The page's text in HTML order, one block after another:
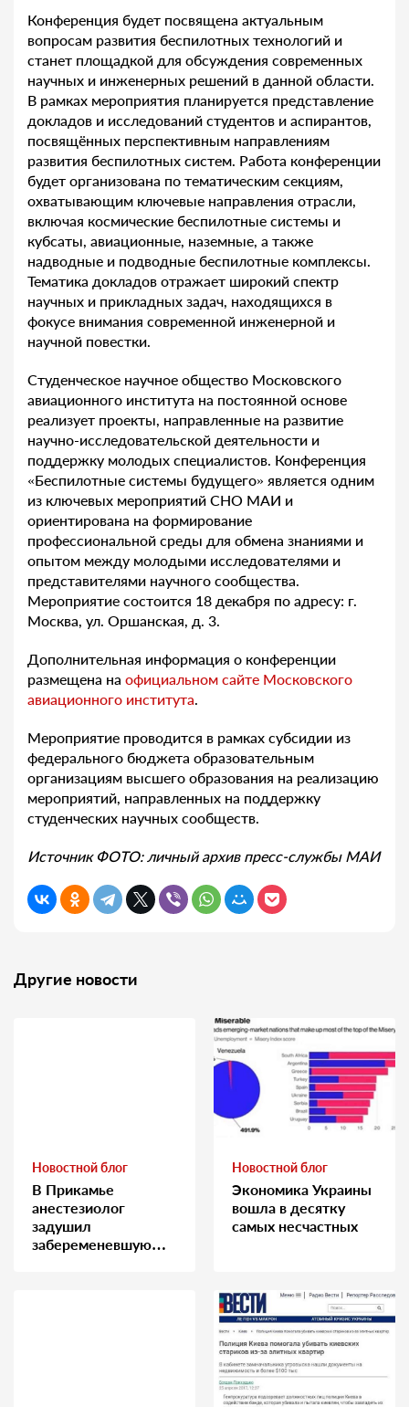
Конференция будет посвящена актуальным
вопросам развития беспилотных технологий и
станет площадкой для обсуждения современных
научных и инженерных решений в данной области.
В рамках мероприятия планируется представление
докладов и исследований студентов и аспирантов,
посвящённых перспективным направлениям
развития беспилотных систем. Работа конференции
будет организована по тематическим секциям,
охватывающим ключевые направления отрасли,
включая космические беспилотные системы и
кубсаты, авиационные, наземные, а также
надводные и подводные беспилотные комплексы.
Тематика докладов отражает широкий спектр
научных и прикладных задач, находящихся в
фокусе внимания современной инженерной и
научной повестки.
Студенческое научное общество Московского
авиационного института на постоянной основе
реализует проекты, направленные на развитие
научно-исследовательской деятельности и
поддержку молодых специалистов. Конференция
«Беспилотные системы будущего» является одним
из ключевых мероприятий СНО МАИ и
ориентирована на формирование
профессиональной среды для обмена знаниями и
опытом между молодыми исследователями и
представителями научного сообщества.
Мероприятие состоится 18 декабря по адресу: г.
Москва, ул. Оршанская, д. 3.
Дополнительная информация о конференции
размещена на официальном сайте Московского
авиационного института
Мероприятие проводится в рамках субсидии из
федерального бюджета образовательным
организациям высшего образования на реализацию
мероприятий, направленных на поддержку
студенческих научных сообществ.
Источник ФОТО: личный архив пресс-службы МАИ
Другие новости
Новостной блог
В Прикамье
анестезиолог
задушил
забеременевшую
Новостной блог
Экономика Украины
вошла в десятку
самых несчастных